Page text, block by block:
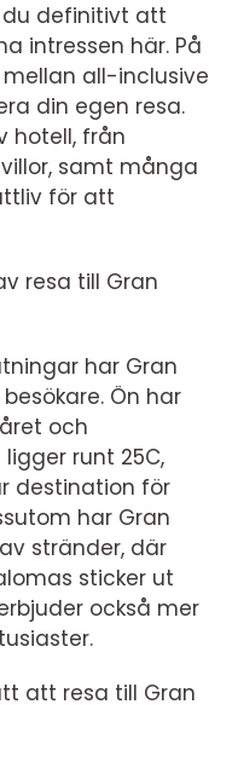
du definitivt att
intressen här. På
all-inclusive
din egen resa.
hotell, från
samt många
för att
resa till Gran
har Gran
Ön har
och
runt 25C,
destination för
har Gran
stränder, där
sticker ut
också mer
att resa till Gran